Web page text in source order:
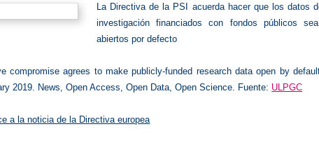
La Directiva de la PSI acuerda hacer que los datos
investigación financiados con fondos públicos
abiertos por defecto
compromise agrees to make publicly-funded research data open by
2019. News, Open Access, Open Data, Open Science. Fuente: ULPGC
a la noticia de la Directiva europea